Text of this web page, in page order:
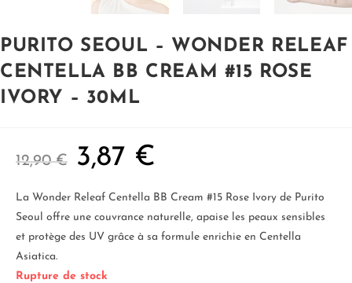
PURITO SEOUL – WONDER RELEAF
CENTELLA BB CREAM #15 ROSE
IVORY – 30ML
12,90€ 3,87 €
La Wonder Releaf Centella BB Cream #15 Rose Ivory de Purito
Seoul offre une couvrance naturelle, apaise les peaux sensibles
et protège des UV grâce à sa formule enrichie en Centella
Asiatica.
Rupture de stock